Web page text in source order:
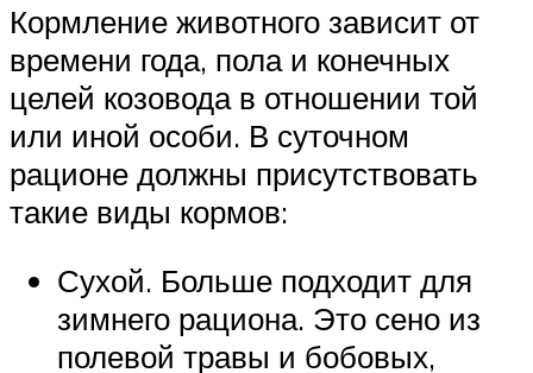
Кормление животного зависит от
времени года, пола и конечных
целей козовода в отношении той
или иной особи. В суточном
рационе должны присутствовать
такие виды кормов:
Сухой. Больше подходит для
зимнего рациона. Это сено из
полевой травы и бобовых,